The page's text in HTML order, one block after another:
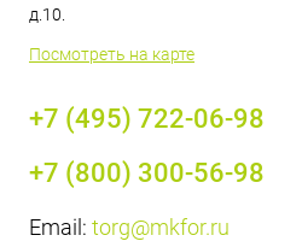
д.10.
Посмотреть на карте
+7 (495) 722-06-98
+7 (800) 300-56-98
Email: torg@mkfor.ru